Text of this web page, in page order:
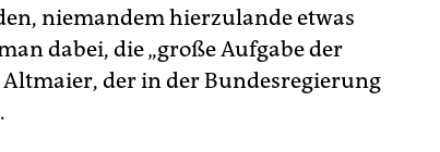
niemandem hierzulande etwas
dabei, die „große Aufgabe der
der in der Bundesregierung